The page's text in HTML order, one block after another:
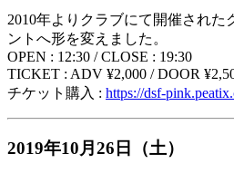
2010年よりクラブにて開催された
ントへ形を変えました。
OPEN : 12:30 / CLOSE : 19:30
TICKET : ADV ¥2,000 / DOOR
チケット購入 : https://dsf-
2019年10月26日（土）